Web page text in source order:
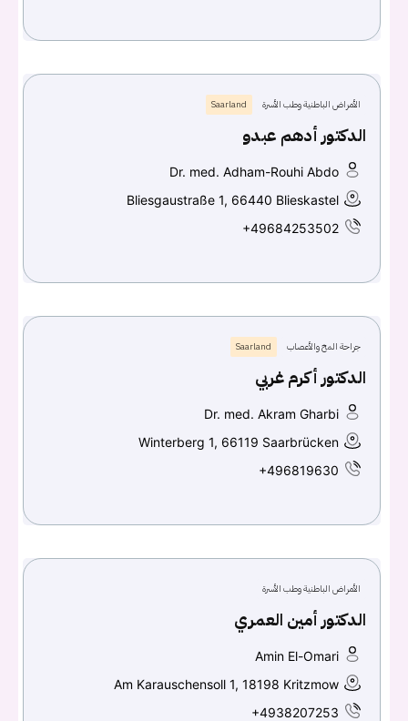
الأمراض الباطنية وطب الأسرة Saarland
الدكتور أدهم عبدو
Dr. med. Adham-Rouhi Abdo
Bliesgaustraße 1, 66440 Blieskastel
+49684253502
جراحة المخ والأعصاب Saarland
الدكتور أكرم غربي
Dr. med. Akram Gharbi
Winterberg 1, 66119 Saarbrücken
+496819630
الأمراض الباطنية وطب الأسرة
الدكتور أمين العمري
Amin El-Omari
Am Karauschensoll 1, 18198 Kritzmow
+4938207253